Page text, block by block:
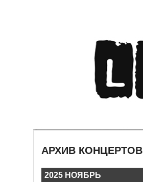
АРХИВ КОНЦЕРТОВ
2025 НОЯБРЬ